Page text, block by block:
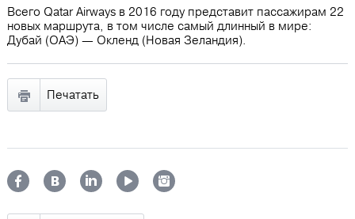
Всего Qatar Airways в 2016 году представит пассажирам 22
новых маршрута, в том числе самый длинный в мире:
Дубай (ОАЭ) — Окленд (Новая Зеландия).
Печатать